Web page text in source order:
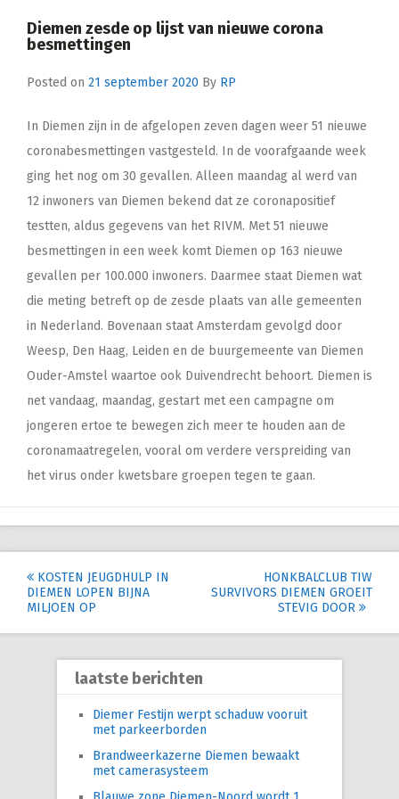
Diemen zesde op lijst van nieuwe corona
besmettingen
Posted on 21 september 2020 By RP
In Diemen zijn in de afgelopen zeven dagen weer 51 nieuwe
coronabesmettingen vastgesteld. In de voorafgaande week
ging het nog om 30 gevallen. Alleen maandag al werd van
12 inwoners van Diemen bekend dat ze coronapositief
testten, aldus gegevens van het RIVM. Met 51 nieuwe
besmettingen in een week komt Diemen op 163 nieuwe
gevallen per 100.000 inwoners. Daarmee staat Diemen wat
die meting betreft op de zesde plaats van alle gemeenten
in Nederland. Bovenaan staat Amsterdam gevolgd door
Weesp, Den Haag, Leiden en de buurgemeente van Diemen
Ouder-Amstel waartoe ook Duivendrecht behoort. Diemen is
net vandaag, maandag, gestart met een campagne om
jongeren ertoe te bewegen zich meer te houden aan de
coronamaatregelen, vooral om verdere verspreiding van
het virus onder kwetsbare groepen tegen te gaan.
Post
navigation
KOSTEN JEUGDHULP IN
DIEMEN LOPEN BIJNA
MILJOEN OP
HONKBALCLUB TIW
SURVIVORS DIEMEN GROEIT
STEVIG DOOR
laatste berichten
Diemer Festijn werpt schaduw vooruit
met parkeerborden
Brandweerkazerne Diemen bewaakt
met camerasysteem